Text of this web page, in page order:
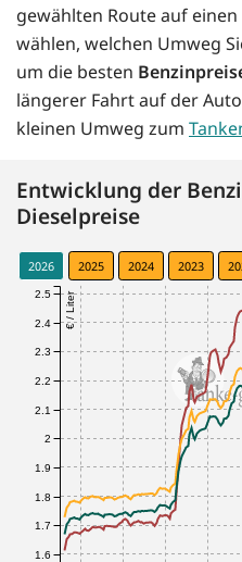
gewählten Route auf
wählen, welchen Umweg
um die besten
längerer Fahrt auf der
kleinen Umweg zum
Entwicklung der
Dieselpreise
2026 2025 2024 2023
€ / Liter
1.6
1.7
1.8
1.9
2
2.1
2.2
2.3
2.4
2.5